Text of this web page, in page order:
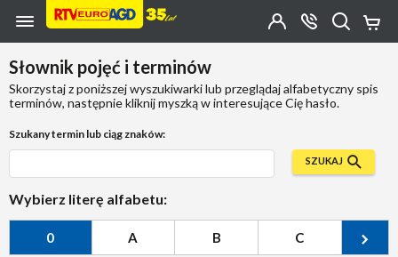
Przejdź do zawartości strony
Przejdź do wyszukiwarki
Przejdź do kategorii
Przejdź do stopki
OTWÓRZ
MENU
Moje
Konto
szukasz?
Słownik pojęć i terminów
Skorzystaj z poniższej wyszukiwarki lub przeglądaj alfabetyczny spis
terminów, następnie kliknij myszką w interesujące Cię hasło.
Szukany termin lub ciąg znaków:
SZUKAJ
Wybierz literę alfabetu:
0 A B C